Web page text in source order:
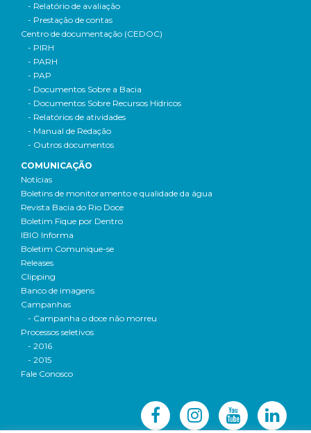
- Relatório de avaliação
- Prestação de contas
Centro de documentação (CEDOC)
- PIRH
- PARH
- PAP
- Documentos Sobre a Bacia
- Documentos Sobre Recursos Hídricos
- Relatórios de atividades
- Manual de Redação
- Outros documentos
COMUNICAÇÃO
Notícias
Boletins de monitoramento e qualidade da água
Revista Bacia do Rio Doce
Boletim Fique por Dentro
IBIO Informa
Boletim Comunique-se
Releases
Clipping
Banco de imagens
Campanhas
- Campanha o doce não morreu
Processos seletivos
- 2016
- 2015
Fale Conosco